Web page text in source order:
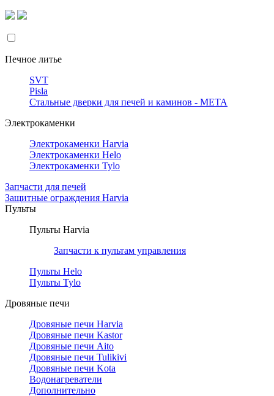
Печное литье
SVT
Pisla
Стальные дверки для печей и каминов - META
Электрокаменки
Электрокаменки Harvia
Электрокаменки Helo
Электрокаменки Tylo
Запчасти для печей
Защитные ограждения Harvia
Пульты
Пульты Harvia
Запчасти к пультам управления
Пульты Helo
Пульты Tylo
Дровяные печи
Дровяные печи Harvia
Дровяные печи Kastor
Дровяные печи Aito
Дровяные печи Tulikivi
Дровяные печи Kota
Водонагреватели
Дополнительно